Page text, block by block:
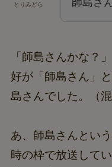
とりみどら
師島さ
「師島さんかな？
好が「師島さん」
島さんでした。（混
あ、師島さんとい
時の枠で放送して